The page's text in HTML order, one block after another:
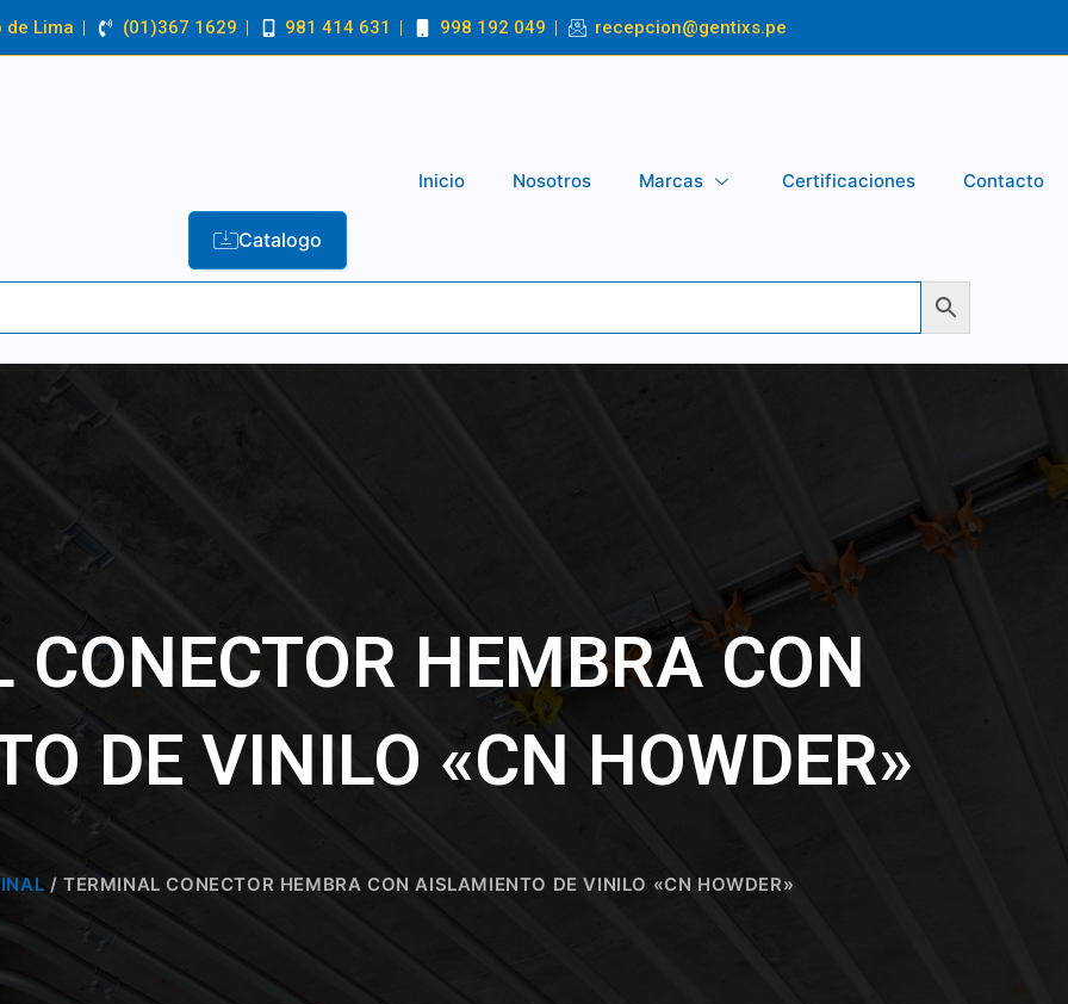
de Lima (01)367 1629 981 414 631 998 192 049 recepcion@gentixs.pe
Inicio Nosotros Marcas Certificaciones Contacto
Catalogo
HEMBRA CON
DE VINILO «CN HOWDER»
/ TERMINAL CONECTOR HEMBRA CON AISLAMIENTO DE VINILO «CN HOWDER»